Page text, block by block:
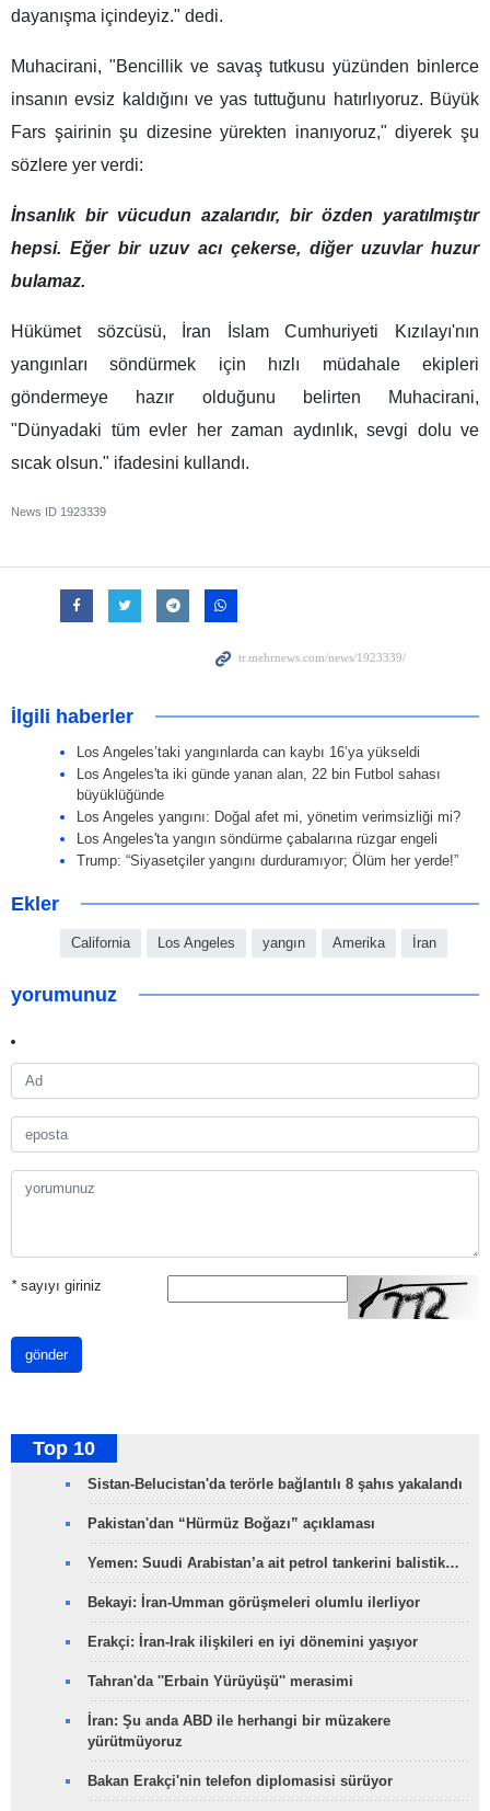
dayanışma içindeyiz." dedi.
Muhacirani, "Bencillik ve savaş tutkusu yüzünden binlerce
insanın evsiz kaldığını ve yas tuttuğunu hatırlıyoruz. Büyük
Fars şairinin şu dizesine yürekten inanıyoruz," diyerek şu
sözlere yer verdi:
İnsanlık bir vücudun azalarıdır, bir özden yaratılmıştır
hepsi. Eğer bir uzuv acı çekerse, diğer uzuvlar huzur
bulamaz.
Hükümet sözcüsü, İran İslam Cumhuriyeti Kızılayı'nın
yangınları söndürmek için hızlı müdahale ekipleri
göndermeye hazır olduğunu belirten Muhacirani,
"Dünyadaki tüm evler her zaman aydınlık, sevgi dolu ve
sıcak olsun." ifadesini kullandı.
News ID 1923339
İlgili haberler
Los Angeles’taki yangınlarda can kaybı 16’ya yükseldi
Los Angeles'ta iki günde yanan alan, 22 bin Futbol sahası
büyüklüğünde
Los Angeles yangını: Doğal afet mi, yönetim verimsizliği mi?
Los Angeles'ta yangın söndürme çabalarına rüzgar engeli
Trump: “Siyasetçiler yangını durduramıyor; Ölüm her yerde!”
Ekler
California Los Angeles yangın Amerika İran
yorumunuz
*sayıyı giriniz
gönder
Top 10
Sistan-Belucistan'da terörle bağlantılı 8 şahıs yakalandı
Pakistan'dan “Hürmüz Boğazı” açıklaması
Yemen: Suudi Arabistan’a ait petrol tankerini balistik…
Bekayi: İran-Umman görüşmeleri olumlu ilerliyor
Erakçi: İran-Irak ilişkileri en iyi dönemini yaşıyor
Tahran'da ''Erbain Yürüyüşü'' merasimi
İran: Şu anda ABD ile herhangi bir müzakere
yürütmüyoruz
Bakan Erakçi'nin telefon diplomasisi sürüyor